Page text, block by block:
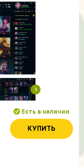
Есть в наличии
КУПИТЬ